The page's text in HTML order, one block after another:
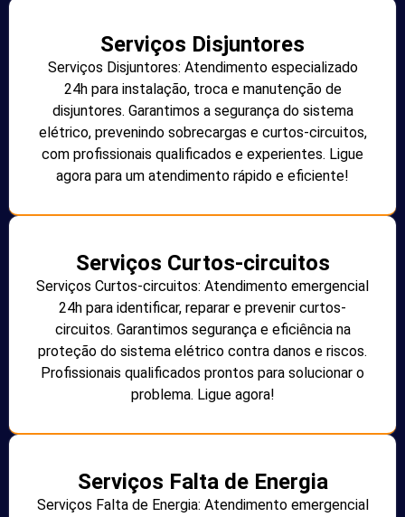
Serviços Disjuntores
Serviços Disjuntores: Atendimento especializado
24h para instalação, troca e manutenção de
disjuntores. Garantimos a segurança do sistema
elétrico, prevenindo sobrecargas e curtos-circuitos,
com profissionais qualificados e experientes. Ligue
agora para um atendimento rápido e eficiente!
Serviços Curtos-circuitos
Serviços Curtos-circuitos: Atendimento emergencial
24h para identificar, reparar e prevenir curtos-
circuitos. Garantimos segurança e eficiência na
proteção do sistema elétrico contra danos e riscos.
Profissionais qualificados prontos para solucionar o
problema. Ligue agora!
Serviços Falta de Energia
Serviços Falta de Energia: Atendimento emergencial